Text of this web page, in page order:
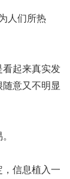
人们所热
起来真实发
意又不明显
信息植入一